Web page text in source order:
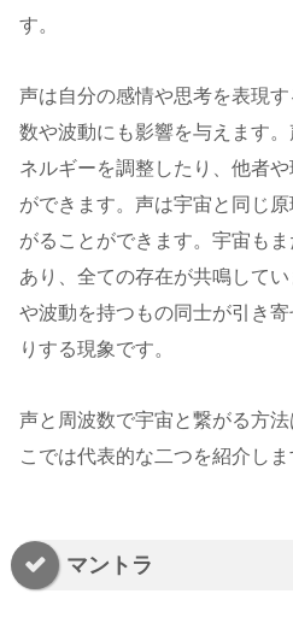
す。
声は自分の感情や思考を表現
数や波動にも影響を与えます
ネルギーを調整したり、他者
ができます。声は宇宙と同じ
がることができます。宇宙も
あり、全ての存在が共鳴して
や波動を持つもの同士が引き
りする現象です。
声と周波数で宇宙と繋がる方
こでは代表的な二つを紹介しま
マントラ